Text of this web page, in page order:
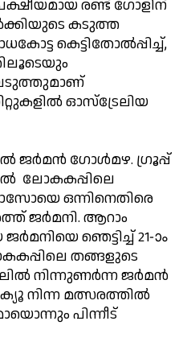
രണ്ട് ഗോളിന്
കടുത്ത
കെട്ടിതോല്‍പ്പിച്ച്,
ഓസ്‌ട്രേലിയ
ജര്‍മന്‍ ഗോള്‍മഴ. ഗ്രൂപ്പ്
ലോകകപ്പിലെ
ഒന്നിനെതിരെ
ജര്‍മനി. ആറാം
ഞെട്ടിച്ച് 21-ാം
തങ്ങളുടെ
നിന്നുണര്‍ന്ന ജര്‍മന്‍
നിന്ന മത്സരത്തില്‍
പിന്നീട്